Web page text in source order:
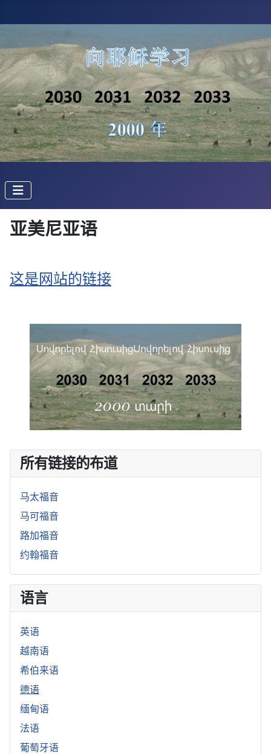
亚美尼亚语
这是网站的链接
所有链接的布道
马太福音
马可福音
路加福音
约翰福音
语言
英语
越南语
希伯来语
德语
缅甸语
法语
葡萄牙语